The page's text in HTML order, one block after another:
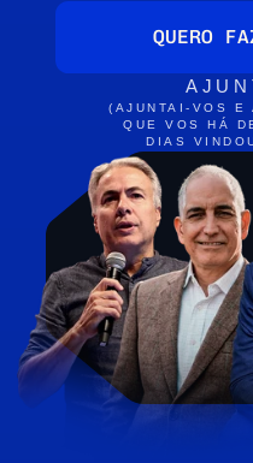
QUERO
(AJUNTAI-VOS E
QUE VOS HÁ
DIAS